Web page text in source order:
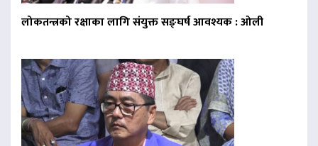
लोकतन्त्रको रक्षाका लागि संयुक्त सङ्घर्ष आवश्यक : ओली